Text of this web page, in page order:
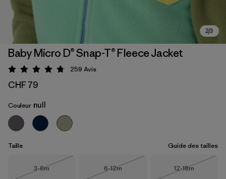
Baby Micro D® Snap-T® Fleece Jacket
Évaluation: 4.7 / 5
259 Avis
CHF 79
Couleur null
Taille Guide des tailles
Taille
3-6m
Taille
6-12m
Taille
12-18m